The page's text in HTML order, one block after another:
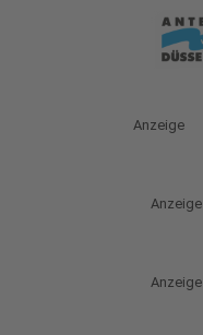
Anzeige
Anzeige
Anzeige